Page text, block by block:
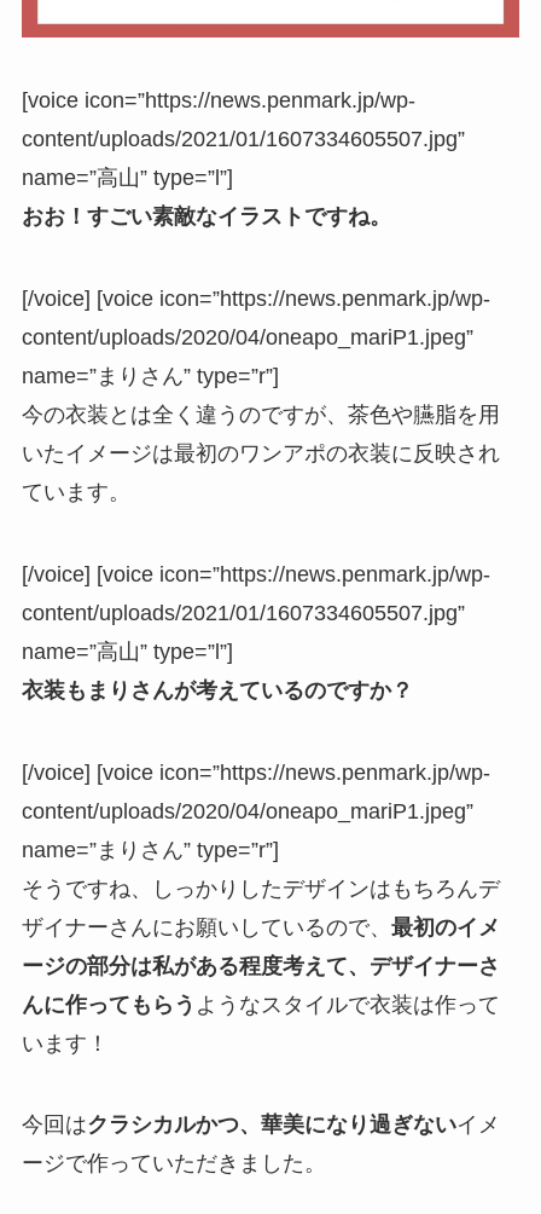
[voice icon=”https://news.penmark.jp/wp-
content/uploads/2021/01/1607334605507.jpg”
name=”高山” type=”l”]
おお！すごい素敵なイラストですね。
[/voice] [voice icon=”https://news.penmark.jp/wp-
content/uploads/2020/04/oneapo_mariP1.jpeg”
name=”まりさん” type=”r”]
今の衣装とは全く違うのですが、茶色や臙脂を用
いたイメージは最初のワンアポの衣装に反映され
ています。
[/voice] [voice icon=”https://news.penmark.jp/wp-
content/uploads/2021/01/1607334605507.jpg”
name=”高山” type=”l”]
衣装もまりさんが考えているのですか？
[/voice] [voice icon=”https://news.penmark.jp/wp-
content/uploads/2020/04/oneapo_mariP1.jpeg”
name=”まりさん” type=”r”]
そうですね、しっかりしたデザインはもちろんデ
ザイナーさんにお願いしているので、 最初のイメ
ージの部分は私がある程度考えて、デザイナーさ
んに作ってもらう ようなスタイルで衣装は作って
います！
今回はクラシカルかつ、華美になり過ぎないイメ
ージで作っていただきました。